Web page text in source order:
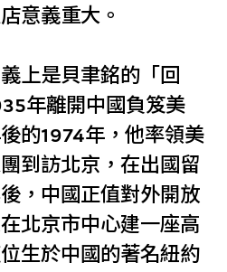
意義重大。
上是貝聿銘的「回
年離開中國負笈美
的1974年，他率領美
到訪北京，在出國留
，中國正值對外開放
北京市中心建一座高
生於中國的著名紐約